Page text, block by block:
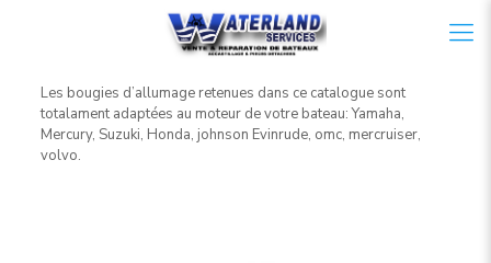
Les bougies d’allumage retenues dans ce catalogue sont
totalament adaptées au moteur de votre bateau: Yamaha,
Mercury, Suzuki, Honda, johnson Evinrude, omc, mercruiser,
volvo.